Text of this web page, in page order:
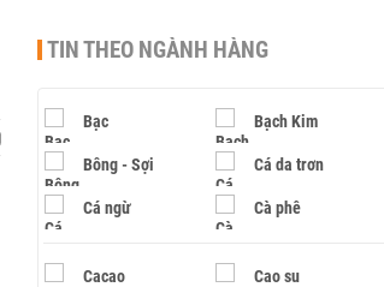
TIN THEO NGÀNH HÀNG
Bạc Bạch Kim
Bông - Sợi Cá da trơn
Cá ngừ Cà phê
Cacao Cao su